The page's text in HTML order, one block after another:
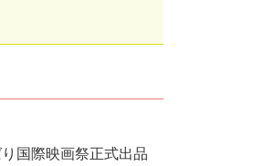
国際映画祭正式出品